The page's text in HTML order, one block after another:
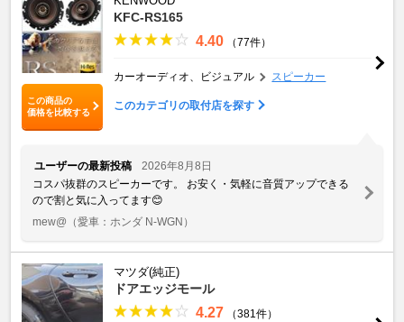
この商品の
価格を比較する
KFC-RS165
4.40 （77件）
カーオーディオ、ビジュアル スピーカー
このカテゴリの取付店を探す
ユーザーの最新投稿
2026年8月8日
コスパ抜群のスピーカーです。 お安く・気軽に音質アップできる
ので割と気に入ってます😊
mew@ （愛車：ホンダ N-WGN）
マツダ(純正)
ドアエッジモール
4.27 （381件）